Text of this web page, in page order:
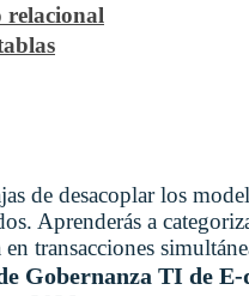
relacional
de desacoplar los
Aprenderás a
transacciones
Gobernanza TI de